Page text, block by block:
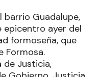
barrio Guadalupe,
epicentro ayer del
formoseña, que
Formosa.
de Justicia,